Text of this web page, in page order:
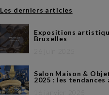
Les derniers articles
Expositions
Bruxelles
Salon Maison &
2025 : les tendances